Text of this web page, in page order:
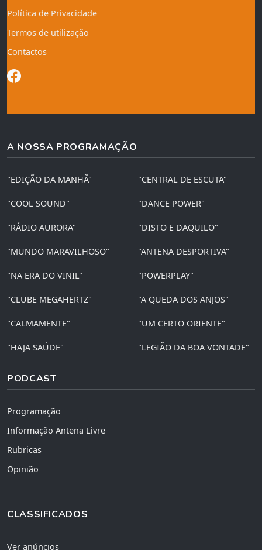
Política de Privacidade
Termos de utilização
Contactos
A NOSSA PROGRAMAÇÃO
"EDIÇÃO DA MANHÃ" "CENTRAL DE ESCUTA"
"COOL SOUND" "DANCE POWER"
"RÁDIO AURORA" "DISTO E DAQUILO"
"MUNDO MARAVILHOSO" "ANTENA DESPORTIVA"
"NA ERA DO VINIL" "POWERPLAY"
"CLUBE MEGAHERTZ" "A QUEDA DOS ANJOS"
"CALMAMENTE" "UM CERTO ORIENTE"
"HAJA SAÚDE" "LEGIÃO DA BOA VONTADE"
PODCAST
Programação
Informação Antena Livre
Rubricas
Opinião
CLASSIFICADOS
Ver anúncios